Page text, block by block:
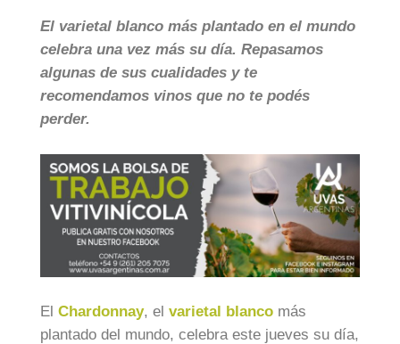
El varietal blanco más plantado en el mundo
celebra una vez más su día. Repasamos
algunas de sus cualidades y te
recomendamos vinos que no te podés
perder.
El Chardonnay, el varietal blanco más
plantado del mundo, celebra este jueves su día,